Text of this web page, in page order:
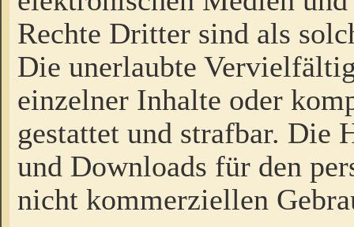
Rechte Dritter sind als
Die unerlaubte
einzelner Inhalte oder
gestattet und strafbar. Die
und Downloads für den
nicht kommerziellen